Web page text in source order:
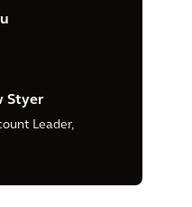
Styer
Leader,